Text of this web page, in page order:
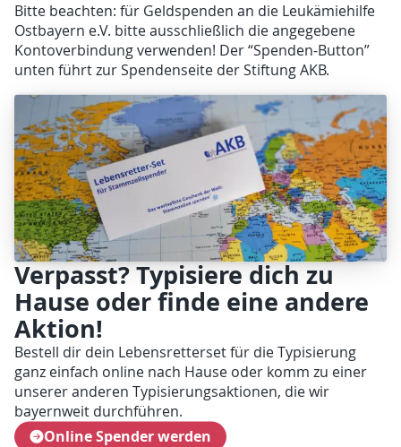
Bitte beachten: für Geldspenden an die Leukämiehilfe
Ostbayern e.V. bitte ausschließlich die angegebene
Kontoverbindung verwenden! Der “Spenden-Button”
unten führt zur Spendenseite der Stiftung AKB.
Verpasst? Typisiere dich zu
Hause oder finde eine andere
Aktion!
Bestell dir dein Lebensretterset für die Typisierung
ganz einfach online nach Hause oder komm zu einer
unserer anderen Typisierungsaktionen, die wir
bayernweit durchführen.
Online Spender werden